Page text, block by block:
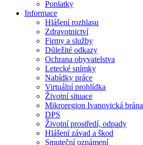
Poplatky
Informace
Hlášení rozhlasu
Zdravotnictví
Firmy a služby
Důležité odkazy
Ochrana obyvatelstva
Letecké snímky
Nabídky práce
Virtuální prohlídka
Životní situace
Mikroregion Ivanovická brána
DPS
Životní prostředí, odpady
Hlášení závad a škod
Smuteční oznámení